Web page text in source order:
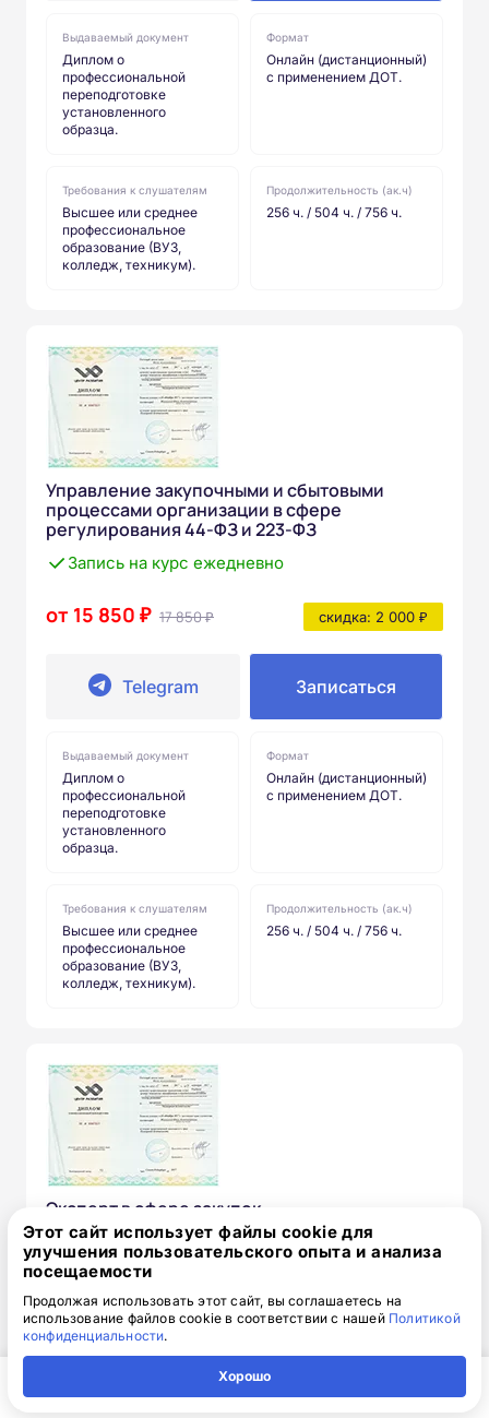
Выдаваемый документ
Диплом о
профессиональной
переподготовке
установленного
образца.
Формат
Онлайн (дистанционный)
с применением ДОТ.
Требования к слушателям
Высшее или среднее
профессиональное
образование (ВУЗ,
колледж, техникум).
Продолжительность (ак.ч)
256 ч. / 504 ч. / 756 ч.
Управление закупочными и сбытовыми
процессами организации в сфере
регулирования 44-ФЗ и 223-ФЗ
Запись на курс ежедневно
от 15 850 ₽ 17 850 ₽ скидка: 2 000 ₽
Telegram Записаться
Выдаваемый документ
Диплом о
профессиональной
переподготовке
установленного
образца.
Формат
Онлайн (дистанционный)
с применением ДОТ.
Требования к слушателям
Высшее или среднее
профессиональное
образование (ВУЗ,
колледж, техникум).
Продолжительность (ак.ч)
256 ч. / 504 ч. / 756 ч.
Эксперт в сфере закупок
Запись на курс ежедневно
от 15 850 ₽ 17 850 ₽ скидка: 2 000 ₽
Этот сайт использует файлы cookie для
улучшения пользовательского опыта и анализа
посещаемости
Продолжая использовать этот сайт, вы соглашаетесь на
использование файлов cookie в соответствии с нашей Политикой
конфиденциальности.
Хорошо